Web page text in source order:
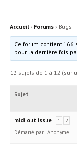
Accueil › Forums › Bugs
Ce forum contient 166
pour la dernière fois
12 sujets de 1 à 12 (sur
Sujet
midi out issue 1 2 …
Démarré par : Anonyme